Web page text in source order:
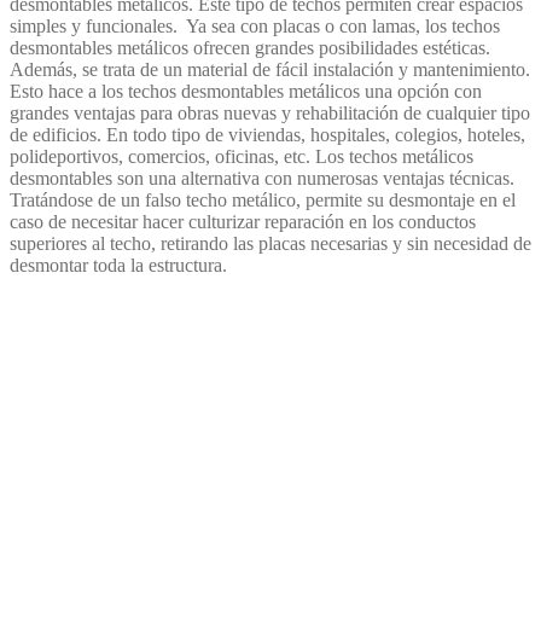
simples y funcionales. Ya sea con placas o con lamas, los techos
desmontables metálicos ofrecen grandes posibilidades estéticas.
Además, se trata de un material de fácil instalación y mantenimiento.
Esto hace a los techos desmontables metálicos una opción con
grandes ventajas para obras nuevas y rehabilitación de cualquier tipo
de edificios. En todo tipo de viviendas, hospitales, colegios, hoteles,
polideportivos, comercios, oficinas, etc. Los techos metálicos
desmontables son una alternativa con numerosas ventajas técnicas.
Tratándose de un falso techo metálico, permite su desmontaje en el
caso de necesitar hacer culturizar reparación en los conductos
superiores al techo, retirando las placas necesarias y sin necesidad de
desmontar toda la estructura.